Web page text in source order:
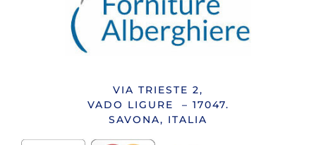
VIA TRIESTE 2,
VADO LIGURE – 17047.
SAVONA, ITALIA